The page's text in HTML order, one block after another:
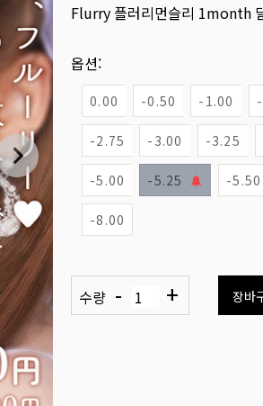
Flurry 플러리먼슬리 1month
옵션:
0.00 -0.50 -1.00
-2.75 -3.00 -3.25
-5.00 -5.25 -5.50
-8.00
수량 - + 장바